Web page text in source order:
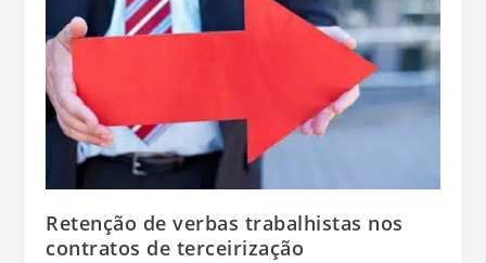
Retenção de verbas trabalhistas nos
contratos de terceirização